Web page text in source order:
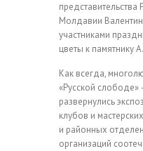
представительства
Молдавии
участниками
цветы к памятнику
Как всегда,
«Русской
развернулись
клубов и
и районных
организаций